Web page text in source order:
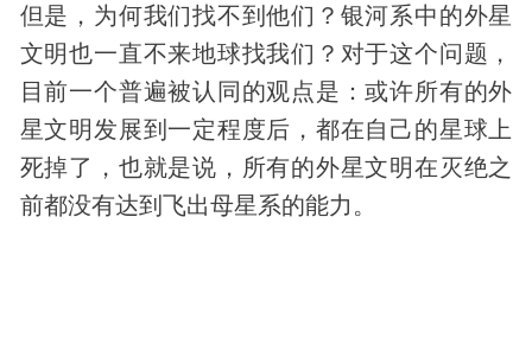
但是，为何我们找不到他们？银河系中的外星
文明也一直不来地球找我们？对于这个问题，
目前一个普遍被认同的观点是：或许所有的外
星文明发展到一定程度后，都在自己的星球上
死掉了，也就是说，所有的外星文明在灭绝之
前都没有达到飞出母星系的能力。